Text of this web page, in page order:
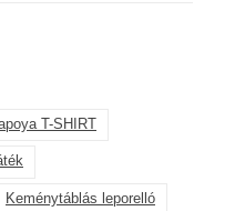
T-SHIRT
Keménytáblás leporelló